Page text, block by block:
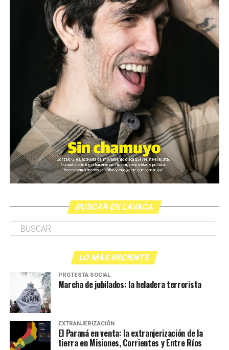
BUSCAR EN LAVACA
LO MÁS RECIENTE
PROTESTA SOCIAL
Marcha de jubilados: la heladera terrorista
EXTRANJERIZACIÓN
El Paraná en venta: la extranjerización de la
tierra en Misiones, Corrientes y Entre Ríos